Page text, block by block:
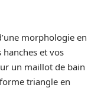
morphologie en
et vos
un maillot de bain
triangle en